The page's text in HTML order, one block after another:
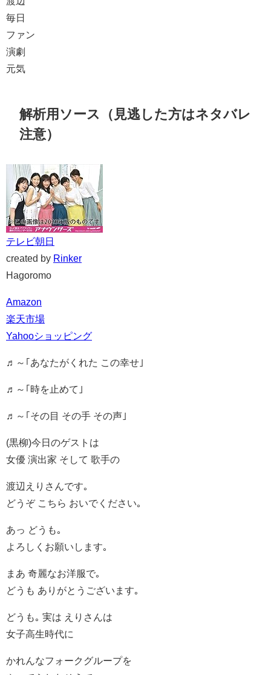
毎日
ファン
演劇
元気
解析用ソース（見逃した方はネタバレ
注意）
テレビ朝日
created by Rinker
Hagoromo
Amazon
楽天市場
Yahooショッピング
♬～｢あなたがくれた この幸せ｣
♬～｢時を止めて｣
♬～｢その目 その手 その声｣
(黒柳)今日のゲストは
女優 演出家 そして 歌手の
渡辺えりさんです｡
どうぞ こちら おいでください｡
あっ どうも｡
よろしくお願いします｡
まあ 奇麗なお洋服で｡
どうも ありがとうございます｡
どうも｡ 実は えりさんは
女子高生時代に
かれんなフォークグループを